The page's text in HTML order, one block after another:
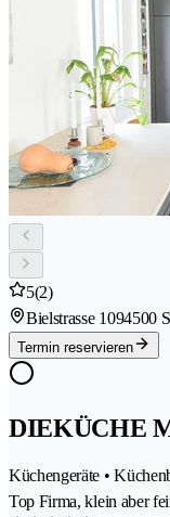
5(2)
Bielstrasse 1094500
Termin reservieren
DIEKÜCHE
Küchengeräte •
Top Firma, klein aber